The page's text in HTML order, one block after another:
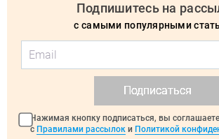
Подпишитесь на
с самыми популярными
Подписаться
Нажимая кнопку подписаться, вы
с Правилами рассылок и Политикой